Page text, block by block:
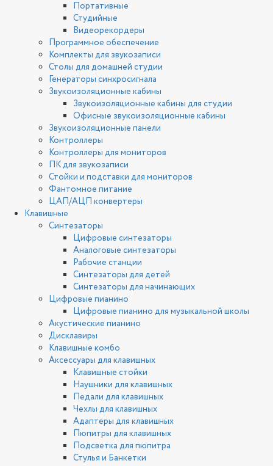
Портативные
Студийные
Видеорекордеры
Программное обеспечение
Комплекты для звукозаписи
Столы для домашней студии
Генераторы синхросигнала
Звукоизоляционные кабины
Звукоизоляционные кабины для студии
Офисные звукоизоляционные кабины
Звукоизоляционные панели
Контроллеры
Контроллеры для мониторов
ПК для звукозаписи
Стойки и подставки для мониторов
Фантомное питание
ЦАП/АЦП конвертеры
Клавишные
Синтезаторы
Цифровые синтезаторы
Аналоговые синтезаторы
Рабочие станции
Синтезаторы для детей
Синтезаторы для начинающих
Цифровые пианино
Цифровые пианино для музыкальной школы
Акустические пианино
Дисклавиры
Клавишные комбо
Аксессуары для клавишных
Клавишные стойки
Наушники для клавишных
Педали для клавишных
Чехлы для клавишных
Адаптеры для клавишных
Пюпитры для клавишных
Подсветка для пюпитра
Стулья и Банкетки